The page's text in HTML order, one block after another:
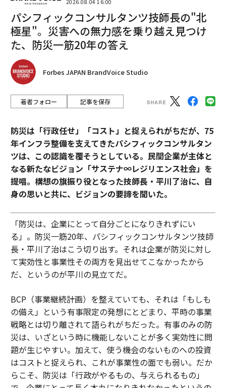
2026.08.04 16:00
パシフィックコンサルタンツ技師長の"北
極星"。災害への無力感を乗り越え見つけ
た、防災一筋20年の答え
Forbes JAPAN BrandVoice Studio
著者フォロー 記事を保存
防災は「行政任せ」「コスト」と捉えられがちだが、75
年インフラ整備を支えてきたパシフィックコンサルタン
ツは、この認識を覆そうとしている。民間企業が主体と
なる新たなビジョン「サステナ∞レジリエンス社会」を
提唱。構想の旗振り役となった技師長・平川了治に、自
身の思いと共に、ビジョンの要諦を聞いた。
「防災は、企業にとって自分ごとになりきれずにい
る」。防災一筋20年、パシフィックコンサルタンツ技師
長・平川了治はこう切り出す。それは企業が防災に対し
て実効性と事業性その両方を見出せてこなかったから
だ、というのが平川の見立てだ。
BCP（事業継続計画）を整えていても、それは「もしも
の備え」という有事限定の発想にとどまり、平時の事業
戦略とは切り離されて語られがちだった。有事のみの防
災は、いざという時に機能しないことが多く実効性に問
題が生じやすい。加えて、使う機会のないものへの投資
はコストと捉えられ、これが事業性の面でも弱い。だか
らこそ、防災は「行政がやるもの、与えられるもの」